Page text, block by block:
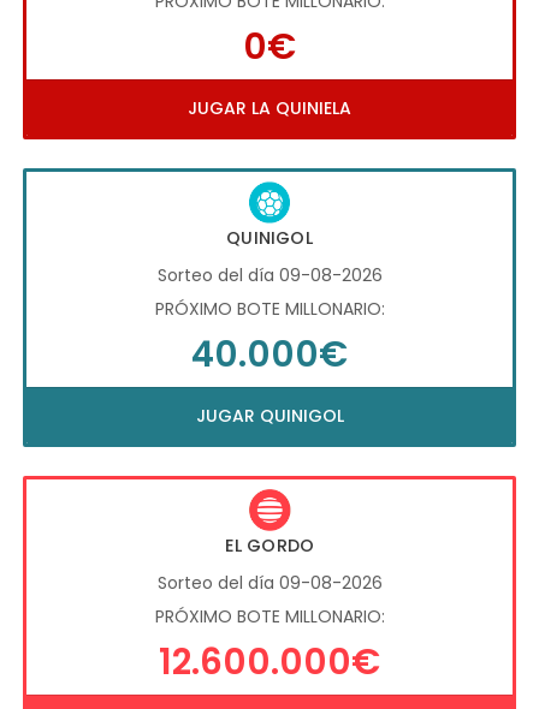
0€
JUGAR LA QUINIELA
QUINIGOL
Sorteo del día 09-08-2026
PRÓXIMO BOTE MILLONARIO:
40.000€
JUGAR QUINIGOL
EL GORDO
Sorteo del día 09-08-2026
PRÓXIMO BOTE MILLONARIO:
12.600.000€